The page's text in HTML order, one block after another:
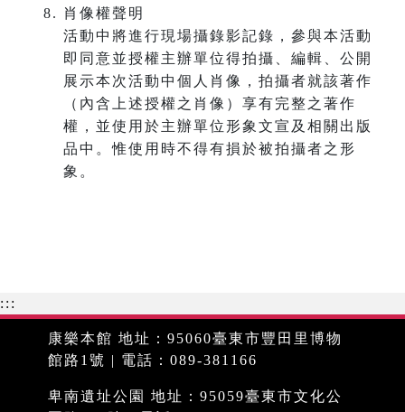
肖像權聲明
活動中將進行現場攝錄影記錄，參與本活動
即同意並授權主辦單位得拍攝、編輯、公開
展示本次活動中個人肖像，拍攝者就該著作
（內含上述授權之肖像）享有完整之著作
權，並使用於主辦單位形象文宣及相關出版
品中。惟使用時不得有損於被拍攝者之形
象。
:::
康樂本館 地址：95060臺東市豐田里博物
館路1號 | 電話：089-381166
卑南遺址公園 地址：95059臺東市文化公